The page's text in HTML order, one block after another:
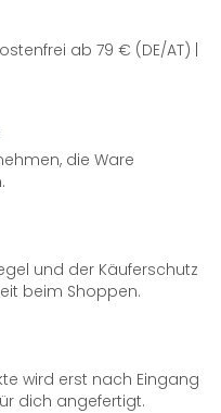
ab 79 € (DE/AT) |
die Ware
und der Käuferschutz
beim Shoppen.
wird erst nach Eingang
dich angefertigt.